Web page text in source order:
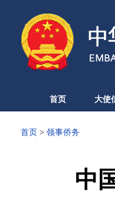
首页 大使
首页 > 领事侨务
中